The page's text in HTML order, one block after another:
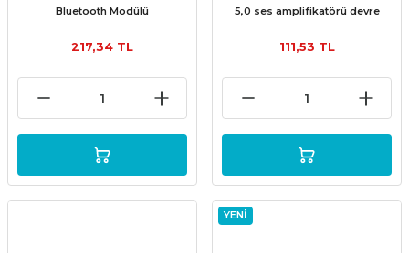
Bluetooth Modülü
217,34 TL
5,0 ses amplifikatörü devre
111,53 TL
YENİ